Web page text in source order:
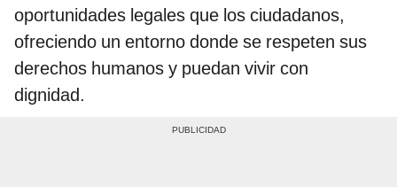
oportunidades legales que los ciudadanos,
ofreciendo un entorno donde se respeten sus
derechos humanos y puedan vivir con
dignidad.